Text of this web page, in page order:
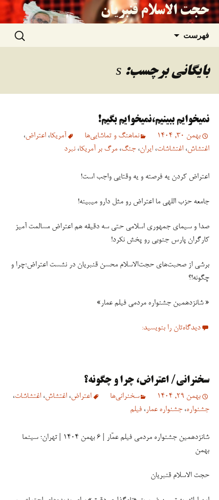
حجت الاسلام قنبریان
فهرست
نوشته‌ها
جستجو
برای:
بایگانی برچسب: s
نمیخوایم ببینیم،نمیخوایم بگیم!
بهمن 30, 1404 نماهنگ و تماشایی‌ها آمریکا، اعتراض،
اغتشاش، اغتشاشات، ایران، جنگ، مرگ بر آمریکا، نبرد
اعتراض کردن یه فرصته و یه وقتایی واجب است!
جامعه حزب اللهی ما اعتراض رو مثل دارو میبینه!
صدا و سیمای جمهوری اسلامی حتی سه دقیقه هم اعتراض مسالمت آمیز
کارگران پارس جنوبی رو پخش نکرد!
برشی از صحبت‌های حجت‌الاسلام محسن قنبریان در نشست اعتراض؛چرا و
چگونه!؟
« شانزدهمین جشنواره مردمی فیلم عمار»
دیدگاه‌تان را بنویسید:
سخنرانی/ اعتراض، چرا و چگونه؟
بهمن 29, 1404 سخنرانی‏‏‌ها اعتراض، اغتشاش، اغتشاشات،
جشنواره، جشنواره عمار ، فیلم
شانزدهمین جشنواره مردمی فیلم عمّار | ۶ بهمن ۱۴۰۴ | تهران؛ سینما
بهمن
حجت الاسلام قنبریان